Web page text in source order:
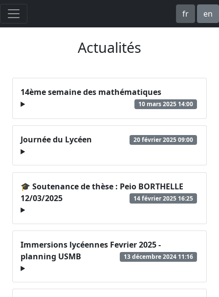
fr en
Actualités
14ème semaine des mathématiques
10 mars 2025 14:00
Journée du Lycéen 20 février 2025 09:00
🎓 Soutenance de thèse : Peio BORTHELLE
12/03/2025
14 février 2025 16:25
Immersions lycéennes Fevrier 2025 -
planning USMB
13 décembre 2024 11:16